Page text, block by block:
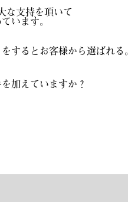
な支持を頂いて
います。
するとお客様から選ばれる。
加えていますか？